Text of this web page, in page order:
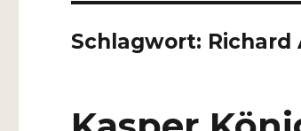
Schlagwort: Richard